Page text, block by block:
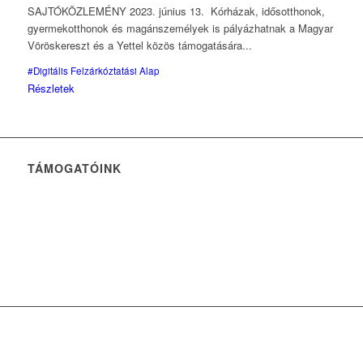
SAJTÓKÖZLEMÉNY 2023. június 13. Kórházak, idősotthonok,
gyermekotthonok és magánszemélyek is pályázhatnak a Magyar
Vöröskereszt és a Yettel közös támogatására...
#Digitális Felzárkóztatási Alap
Részletek
TÁMOGATÓINK